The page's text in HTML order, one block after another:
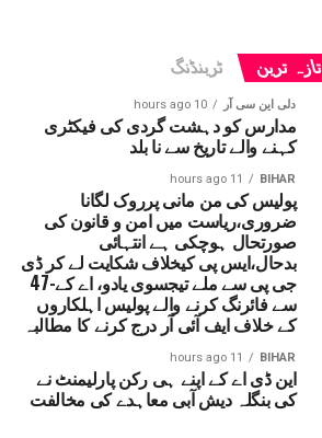
تازہ ترین ٹرینڈنگ
دلی این سی آر 10 hours ago
مدارس کو دہشت گردی کی فیکٹری
کہنے والے تاریخ سے نا بلد
BIHAR
11 hours ago
پولیس کی من مانی پرروک لگانا
ضروری،ریاست میں امن و قانون کی
صورتحال ہوچکی ہے انتہائی
بدحال،ایس پی کیخلاف شکایت لے کر ڈی
جی پی سے ملے تیجسوی یادو، اے کے-47
سے فائرنگ کرنے والے پولیس اہلکاروں
کے خلاف ایف آئی آر درج کرنے کا مطالبہ
BIHAR
11 hours ago
این ڈی اے کے اپنے ہی رکن پارلیمنٹ نے
کی بنگلہ دیش آبی معاہدے کی مخالفت